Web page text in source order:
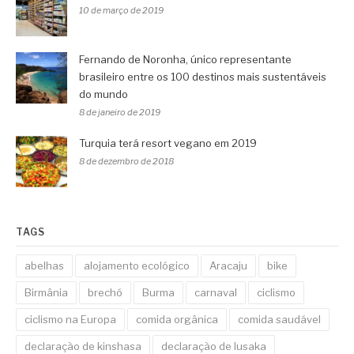
10 de março de 2019
Fernando de Noronha, único representante
brasileiro entre os 100 destinos mais sustentáveis
do mundo
8 de janeiro de 2019
Turquia terá resort vegano em 2019
8 de dezembro de 2018
TAGS
abelhas alojamento ecológico Aracaju bike
Birmânia brechó Burma carnaval ciclismo
ciclismo na Europa comida orgânica comida saudável
declaração de kinshasa declaração de lusaka